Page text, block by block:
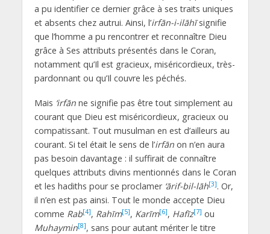
a pu identifier ce dernier grâce à ses traits uniques
et absents chez autrui. Ainsi, l’irfān-i-ilāhīsignifie
que l’homme a pu rencontrer et reconnaître Dieu
grâce à Ses attributs présentés dans le Coran,
notamment qu’Il est gracieux, miséricordieux, très-
pardonnant ou qu’Il couvre les péchés.
Mais ‘irfānne signifie pas être tout simplement au
courant que Dieu est miséricordieux, gracieux ou
compatissant. Tout musulman en est d’ailleurs au
courant. Si tel était le sens de l’irfānon n’en aura
pas besoin davantage : il suffirait de connaître
quelques attributs divins mentionnés dans le Coran
et les hadiths pour se proclamer ‘ārif-bil-lāh[3]. Or,
il n’en est pas ainsi. Tout le monde accepte Dieu
comme Rab[4], Rahīm[5], Karīm[6], Hafīz[7] ou
Muhaymin[8], sans pour autant mériter le titre